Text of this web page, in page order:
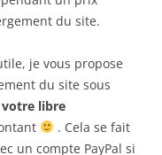
du site.
je vous propose
du site sous
votre libre
. Cela se fait
un compte PayPal si